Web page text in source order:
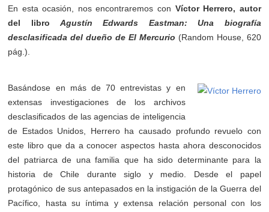
En esta ocasión, nos encontraremos con Víctor Herrero, autor
del libroAgustín Edwards Eastman: Una biografía
desclasificada del dueño de El Mercurio (Random House, 620
pág.).
Basándose en más de 70 entrevistas y en
extensas investigaciones de los archivos
desclasificados de las agencias de inteligencia
de Estados Unidos, Herrero ha causado profundo revuelo con
este libro que da a conocer aspectos hasta ahora desconocidos
del patriarca de una familia que ha sido determinante para la
historia de Chile durante siglo y medio. Desde el papel
protagónico de sus antepasados en la instigación de la Guerra del
Pacífico, hasta su íntima y extensa relación personal con los